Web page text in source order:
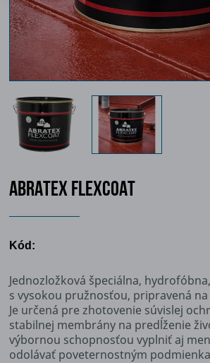
ABRATEX FLEXCOAT
Kód:
Jednozložková špeciálna,
s vysokou pružnosťou, pripravená
Je určená pre zhotovenie súvislej
stabilnej membrány na predĺženie
výbornou schopnosťou vyplniť aj
odolávať poveternostným